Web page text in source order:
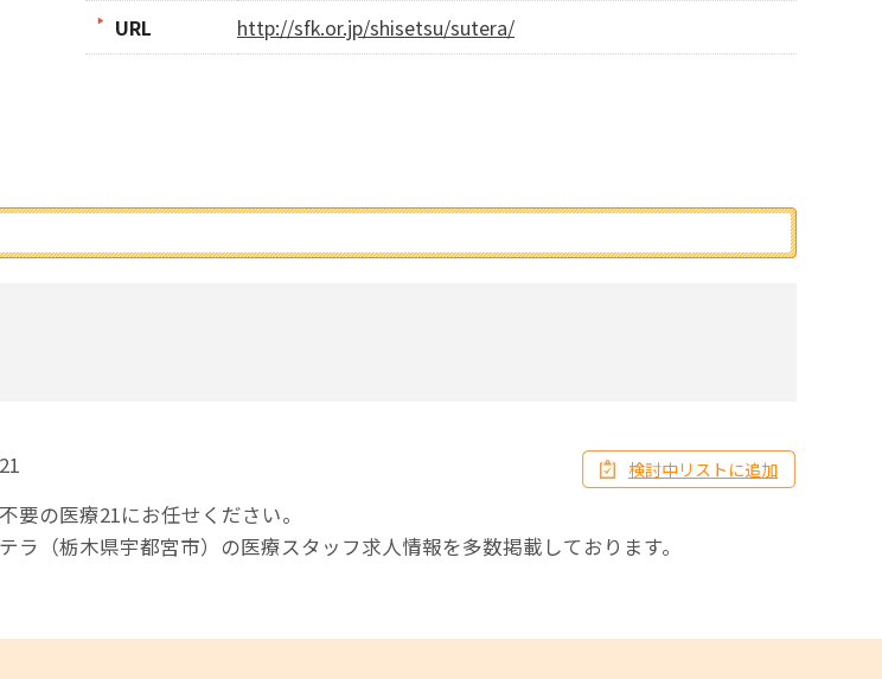
URL
http://sfk.or.jp/shisetsu/sutera/
検討中リストに追加
の医療21にお任せください。
（栃木県宇都宮市）の医療スタッフ求人情報を多数掲載しております。